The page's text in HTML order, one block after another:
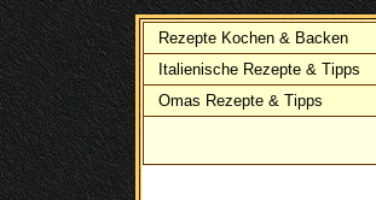
Rezepte Kochen & Backen
Italienische Rezepte & Tipps
Omas Rezepte & Tipps